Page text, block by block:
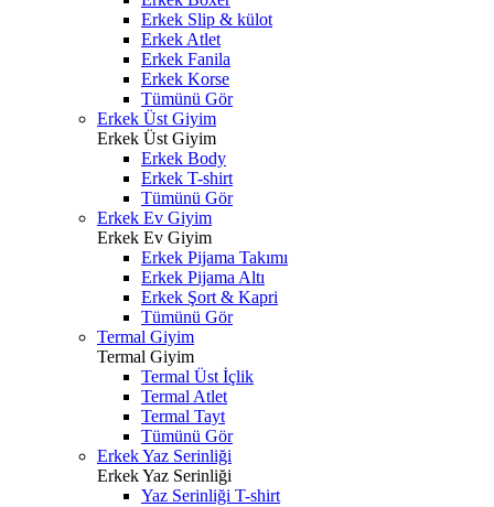
Erkek Slip & külot
Erkek Atlet
Erkek Fanila
Erkek Korse
Tümünü Gör
Erkek Üst Giyim
Erkek Üst Giyim
Erkek Body
Erkek T-shirt
Tümünü Gör
Erkek Ev Giyim
Erkek Ev Giyim
Erkek Pijama Takımı
Erkek Pijama Altı
Erkek Şort & Kapri
Tümünü Gör
Termal Giyim
Termal Giyim
Termal Üst İçlik
Termal Atlet
Termal Tayt
Tümünü Gör
Erkek Yaz Serinliği
Erkek Yaz Serinliği
Yaz Serinliği T-shirt